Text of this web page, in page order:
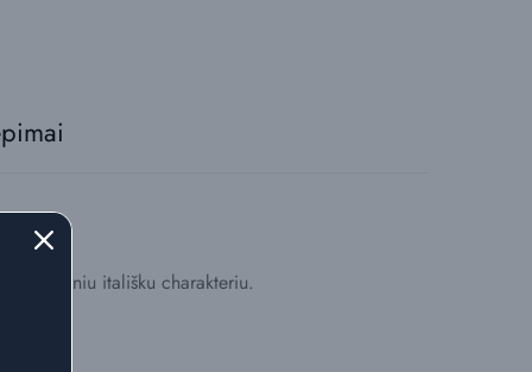
išskirtiniu itališku charakteriu.